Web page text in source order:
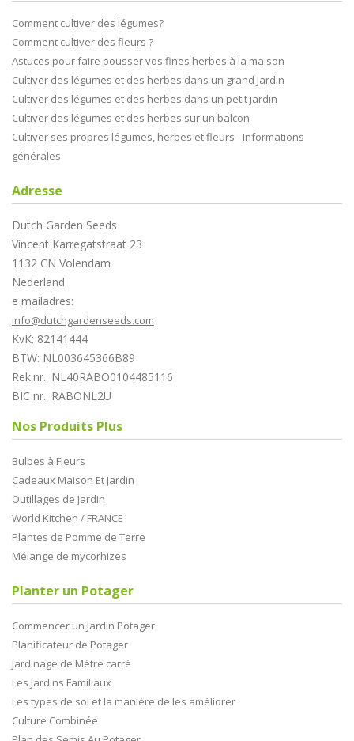
Comment cultiver des légumes?
Comment cultiver des fleurs ?
Astuces pour faire pousser vos fines herbes à la maison
Cultiver des légumes et des herbes dans un grand Jardin
Cultiver des légumes et des herbes dans un petit jardin
Cultiver des légumes et des herbes sur un balcon
Cultiver ses propres légumes, herbes et fleurs - Informations
générales
Adresse
Dutch Garden Seeds
Vincent Karregatstraat 23
1132 CN Volendam
Nederland
e mailadres:
info@dutchgardenseeds.com
KvK: 82141444
BTW: NL003645366B89
Rek.nr.: NL40RABO0104485116
BIC nr.: RABONL2U
Nos Produits Plus
Bulbes à Fleurs
Cadeaux Maison Et Jardin
Outillages de Jardin
World Kitchen / FRANCE
Plantes de Pomme de Terre
Mélange de mycorhizes
Planter un Potager
Commencer un Jardin Potager
Planificateur de Potager
Jardinage de Mètre carré
Les Jardins Familiaux
Les types de sol et la manière de les améliorer
Culture Combinée